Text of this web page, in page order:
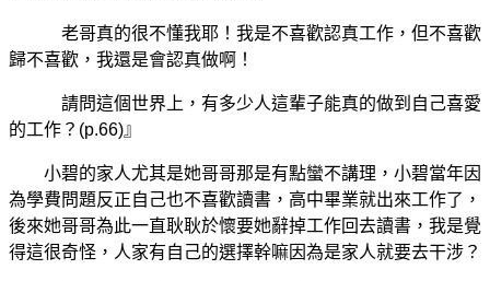
老哥真的很不懂我耶！我是不喜歡認真工作，但不喜歡
歸不喜歡，我還是會認真做啊！
請問這個世界上，有多少人這輩子能真的做到自己喜愛
的工作？(p.66)』
小碧的家人尤其是她哥哥那是有點蠻不講理，小碧當年因
為學費問題反正自己也不喜歡讀書，高中畢業就出來工作了，
後來她哥哥為此一直耿耿於懷要她辭掉工作回去讀書，我是覺
得這很奇怪，人家有自己的選擇幹嘛因為是家人就要去干涉？